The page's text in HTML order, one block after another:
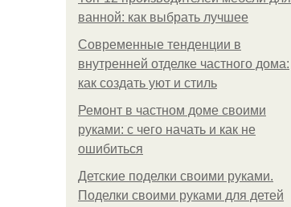
ванной: как выбрать лучшее
Современные тенденции в
внутренней отделке частного дома:
как создать уют и стиль
Ремонт в частном доме своими
руками: с чего начать и как не
ошибиться
Детские поделки своими руками.
Поделки своими руками для детей